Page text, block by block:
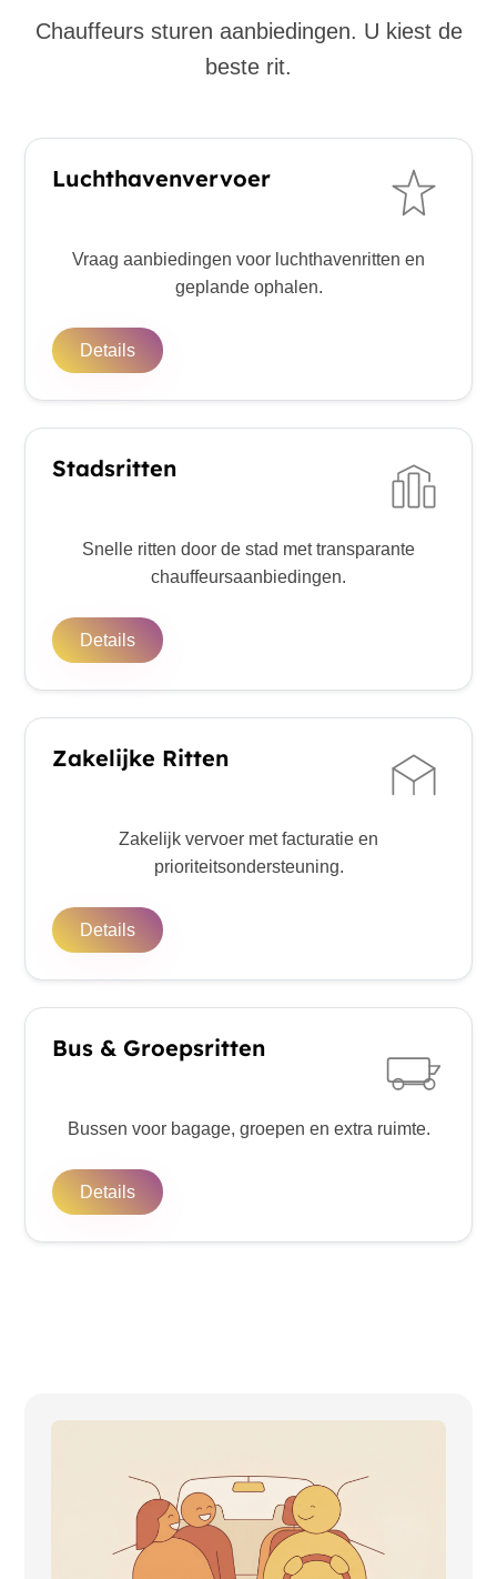
Chauffeurs sturen aanbiedingen. U kiest de
beste rit.
Luchthavenvervoer
Vraag aanbiedingen voor luchthavenritten en
geplande ophalen.
Details
Stadsritten
Snelle ritten door de stad met transparante
chauffeursaanbiedingen.
Details
Zakelijke Ritten
Zakelijk vervoer met facturatie en
prioriteitsondersteuning.
Details
Bus & Groepsritten
Bussen voor bagage, groepen en extra ruimte.
Details